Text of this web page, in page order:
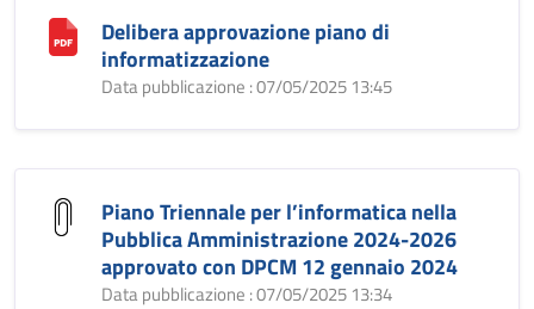
Delibera approvazione piano di
informatizzazione
Data pubblicazione : 07/05/2025 13:45
Piano Triennale per l’informatica nella
Pubblica Amministrazione 2024-2026
approvato con DPCM 12 gennaio 2024
Data pubblicazione : 07/05/2025 13:34